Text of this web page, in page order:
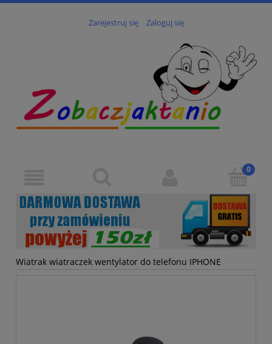
Zarejestruj się Zaloguj się
Wiatrak wiatraczek wentylator do telefonu IPHONE